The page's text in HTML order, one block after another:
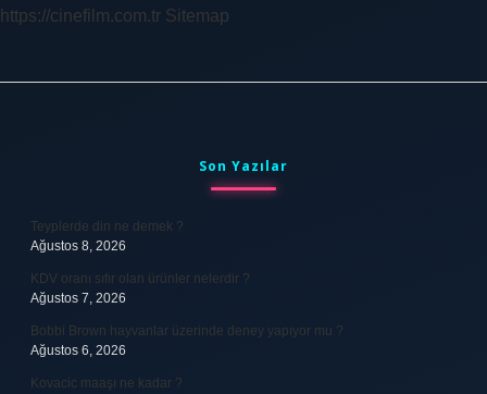
https://cinefilm.com.tr Sitemap
Son Yazılar
Teyplerde din ne demek ?
Ağustos 8, 2026
KDV oranı sıfır olan ürünler nelerdir ?
Ağustos 7, 2026
Bobbi Brown hayvanlar üzerinde deney yapıyor mu ?
Ağustos 6, 2026
Kovacic maaşı ne kadar ?